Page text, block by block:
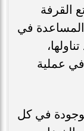
القرفة
المساعدة في
في عملية
في كل